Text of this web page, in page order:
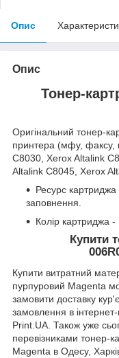
Опис
Опис
Тонер-
Оригінальний тонер-
принтера (мфу, факсу,
C8030, Xerox Altalink
Altalink C8045, Xerox
Ресурс
заповнення.
Колір картриджа
Купити
Купити витратний
пурпуровий Magenta
замовити доставку
замовлення в інтернет-
Print.UA. Також уже
перевізниками тонер-
Magenta в Одесу,